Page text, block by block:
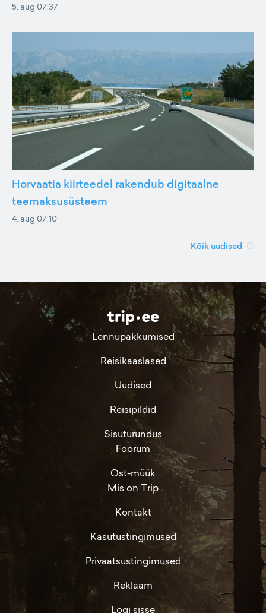
5. aug 07:37
Horvaatia kiirteedel rakendub digitaalne
teemaksusüsteem
4. aug 07:10
Kõik uudised
Lennupakkumised
Reisikaaslased
Uudised
Reisipildid
Sisuturundus
Foorum
Ost-müük
Mis on Trip
Kontakt
Kasutustingimused
Privaatsustingimused
Reklaam
Logi sisse